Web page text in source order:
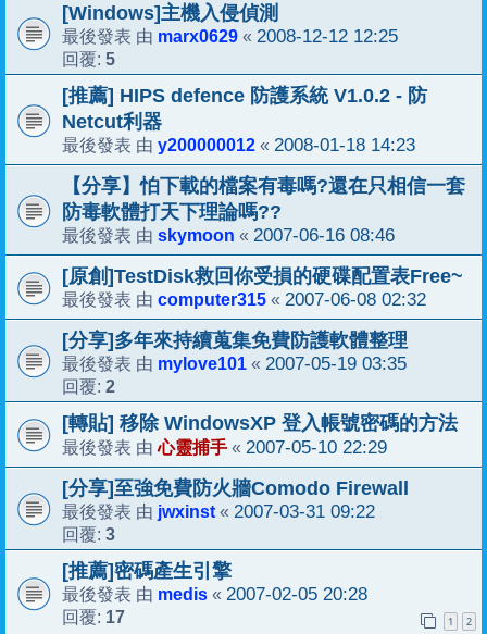
[Windows]主機入侵偵測
最後發表 由 marx0629 « 2008-12-12 12:25
回覆: 5
[推薦] HIPS defence 防護系統 V1.0.2 - 防
Netcut利器
最後發表 由 y200000012 « 2008-01-18 14:23
【分享】怕下載的檔案有毒嗎?還在只相信一套
防毒軟體打天下理論嗎??
最後發表 由 skymoon « 2007-06-16 08:46
[原創]TestDisk救回你受損的硬碟配置表Free~
最後發表 由 computer315 « 2007-06-08 02:32
[分享]多年來持續蒐集免費防護軟體整理
最後發表 由 mylove101 « 2007-05-19 03:35
回覆: 2
[轉貼] 移除 WindowsXP 登入帳號密碼的方法
最後發表 由心靈捕手 « 2007-05-10 22:29
[分享]至強免費防火牆Comodo Firewall
最後發表 由 jwxinst « 2007-03-31 09:22
回覆: 3
[推薦]密碼產生引擎
最後發表 由 medis « 2007-02-05 20:28
回覆: 17 1 2